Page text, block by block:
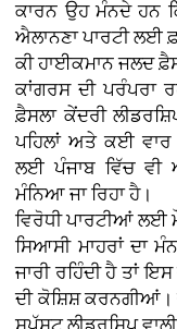
ਕਾਰਨ ਉਹ ਮੰਨਦੇ ਹਨ
ਐਲਾਨਣਾ ਪਾਰਟੀ ਲਈ
ਕੀ ਹਾਈਕਮਾਨ ਜਲਦ
ਕਾਂਗਰਸ ਦੀ ਪਰੰਪਰਾ
ਫ਼ੈਸਲਾ ਕੇਂਦਰੀ
ਪਹਿਲਾਂ ਅਤੇ ਕਈ
ਲਈ ਪੰਜਾਬ ਵਿੱਚ ਵੀ
ਮੰਨਿਆ ਜਾ ਰਿਹਾ ਹੈ।
ਵਿਰੋਧੀ ਪਾਰਟੀਆਂ ਲਈ
ਸਿਆਸੀ ਮਾਹਰਾਂ ਦਾ
ਜਾਰੀ ਰਹਿੰਦੀ ਹੈ ਤਾਂ
ਦੀ ਕੋਸ਼ਿਸ਼